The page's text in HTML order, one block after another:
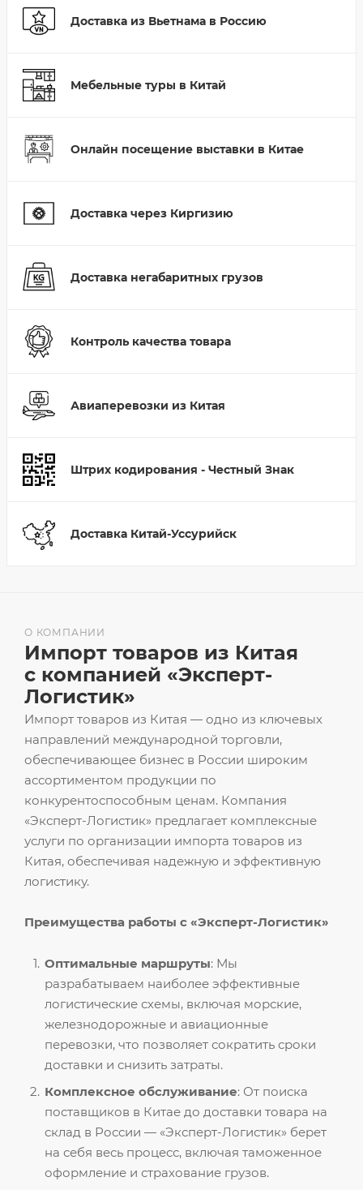
Доставка из Вьетнама в Россию
Мебельные туры в Китай
Онлайн посещение выставки в Китае
Доставка через Киргизию
Доставка негабаритных грузов
Контроль качества товара
Авиаперевозки из Китая
Штрих кодирования - Честный Знак
Доставка Китай-Уссурийск
Импорт товаров из Китая — одно из ключевых
направлений международной торговли,
обеспечивающее бизнес в России широким
ассортиментом продукции по
конкурентоспособным ценам. Компания
«Эксперт-Логистик» предлагает комплексные
услуги по организации импорта товаров из
Китая, обеспечивая надежную и эффективную
логистику.
Преимущества работы с «Эксперт-Логистик»
Оптимальные маршруты: Мы
разрабатываем наиболее эффективные
логистические схемы, включая морские,
железнодорожные и авиационные
перевозки, что позволяет сократить сроки
доставки и снизить затраты.
Комплексное обслуживание: От поиска
поставщиков в Китае до доставки товара на
склад в России — «Эксперт-Логистик» берет
на себя весь процесс, включая таможенное
оформление и страхование грузов.
О КОМПАНИИ
Импорт товаров из Китая
с компанией «Эксперт-
Логистик»